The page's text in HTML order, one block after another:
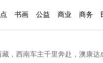
书画 公益 商业 商务
藏，西南车主千里奔赴，澳康达